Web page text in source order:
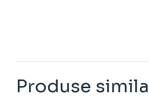
Produse